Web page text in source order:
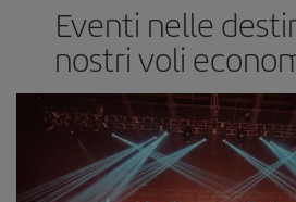
Eventi nelle
nostri voli